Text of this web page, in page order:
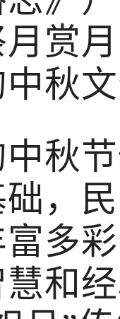
赏
秋
节
，
多
和